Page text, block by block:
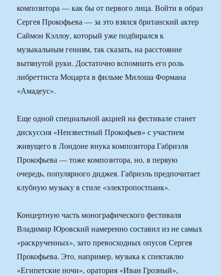
композитора — как бы от первого лица. Войти в образ
Сергея Прокофьева — за это взялся британский актер
Саймон Кэллоу, который уже подбирался к
музыкальным гениям, так сказать, на расстояние
вытянутой руки. Достаточно вспомнить его роль
либреттиста Моцарта в фильме Милоша Формана
«Амадеус».
Еще одной специальной акцией на фестивале станет
дискуссия «Неизвестный Прокофьев» с участием
живущего в Лондоне внука композитора Габриэля
Прокофьева — тоже композитора, но, в первую
очередь, популярного диджея. Габриэль предпочитает
клубную музыку в стиле «электропостпанк».
Концертную часть монографического фестиваля
Владимир Юровский намеренно составил из не самых
«раскрученных», зато превосходных опусов Сергея
Прокофьева. Это, например, музыка к спектаклю
«Египетские ночи», оратория «Иван Грозный»,